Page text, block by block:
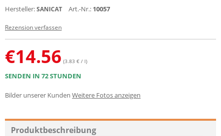
Hersteller:SANICAT Art.-Nr.: 10057
Rezension verfassen
€14.56 (3.83 € / l)
SENDEN IN 72 STUNDEN
Bilder unserer Kunden Weitere Fotos anzeigen
Produktbeschreibung